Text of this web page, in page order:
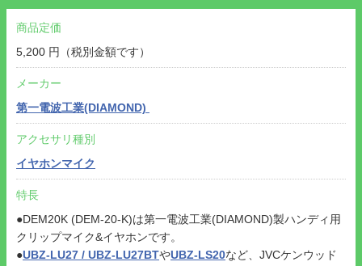
商品定価
5,200 円（税別金額です）
メーカー
第一電波工業(DIAMOND)
アクセサリ種別
イヤホンマイク
特長
●DEM20K (DEM-20-K)は第一電波工業(DIAMOND)製ハンディ用
クリップマイク&イヤホンです。
●UBZ-LU27 / UBZ-LU27BTやUBZ-LS20など、JVCケンウッド